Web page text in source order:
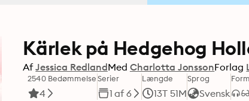
Kärlek på Hedgehog
Af Jessica RedlandMed Charlotta JonssonForlag
2540 Bedømmelse
4
Serier
1 af 6
Længde
13T 51M
Sprog
Svensk